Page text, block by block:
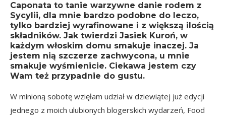
Caponata to tanie warzywne danie rodem z
Sycylii, dla mnie bardzo podobne do leczo,
tylko bardziej wyrafinowane i z większą ilością
składników. Jak twierdzi Jasiek Kuroń, w
każdym włoskim domu smakuje inaczej. Ja
jestem nią szczerze zachwycona, u mnie
smakuje wyśmienicie. Ciekawa jestem czy
Wam też przypadnie do gustu.
W minioną sobotę wzięłam udział w dziewiątej już edycji
jednego z moich ulubionych blogerskich wydarzeń, Food